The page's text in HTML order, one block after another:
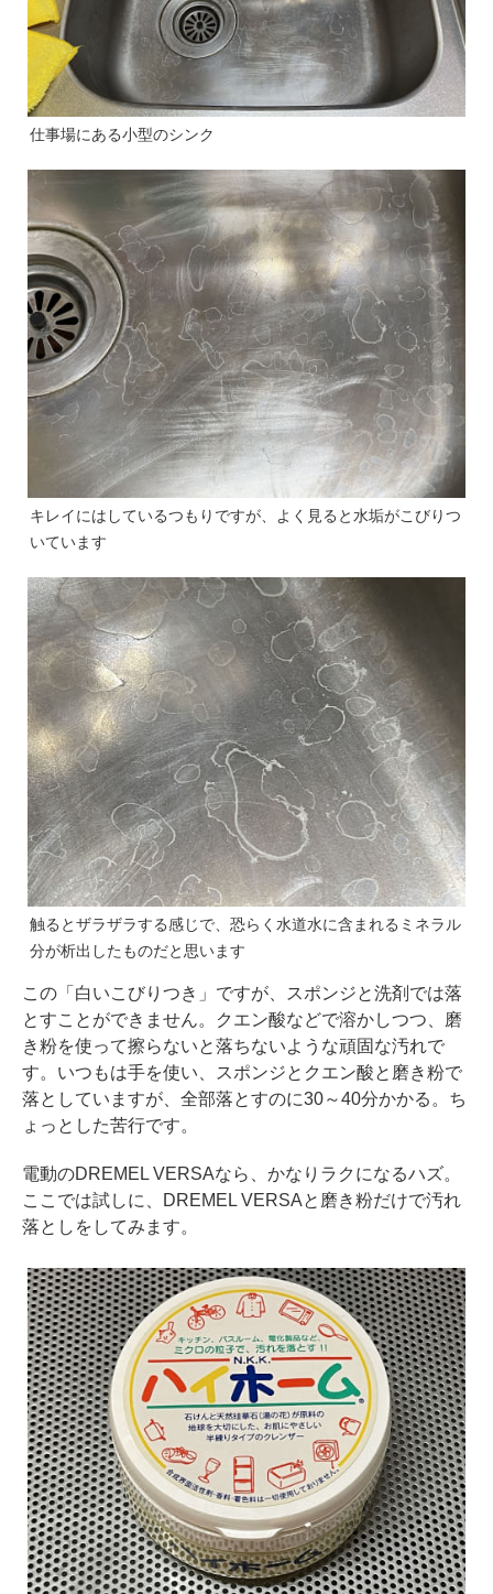
仕事場にある小型のシンク
キレイにはしているつもりですが、よく見ると水垢がこびりつ
いています
触るとザラザラする感じで、恐らく水道水に含まれるミネラル
分が析出したものだと思います
この「白いこびりつき」ですが、スポンジと洗剤では落
とすことができません。クエン酸などで溶かしつつ、磨
き粉を使って擦らないと落ちないような頑固な汚れで
す。いつもは手を使い、スポンジとクエン酸と磨き粉で
落としていますが、全部落とすのに30～40分かかる。ち
ょっとした苦行です。
電動のDREMEL VERSAなら、かなりラクになるハズ。
ここでは試しに、DREMEL VERSAと磨き粉だけで汚れ
落としをしてみます。